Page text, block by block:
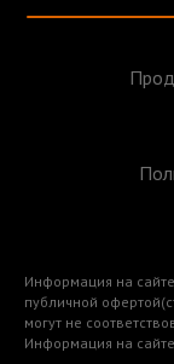
Информация на
публичной
могут не
Информация на